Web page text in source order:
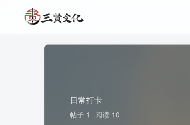
日常打卡
帖子 1 阅读 10